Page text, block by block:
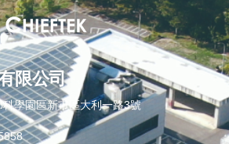
限公司
學園區新市區大利一路3號